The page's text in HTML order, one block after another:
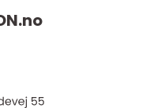
no